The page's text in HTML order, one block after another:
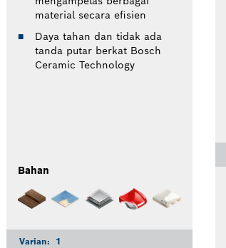
material secara efisien
Daya tahan dan tidak ada
tanda putar berkat Bosch
Ceramic Technology
Bahan
Varian: 1